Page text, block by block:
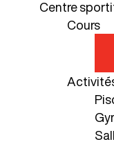
Centre
Cours